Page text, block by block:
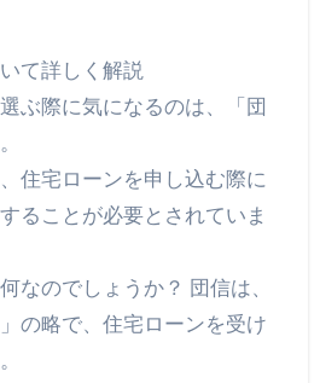
いて詳しく解説
ぶ際に気になるのは、「団
住宅ローンを申し込む際に
ることが必要とされていま
なのでしょうか？ 団信は、
の略で、住宅ローンを受け